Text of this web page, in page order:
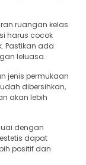
ruangan kelas
harus cocok
Pastikan ada
leluasa.
jenis permukaan
dibersihkan,
akan lebih
dengan
dapat
positif dan